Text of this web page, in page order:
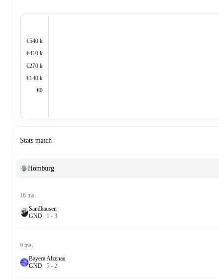
€540 k
€410 k
€270 k
€140 k
€0
Stats match
Homburg
16 mai
Sandhausen
GND 1 - 3
9 mai
Bayern Alzenau
GND 5 - 2